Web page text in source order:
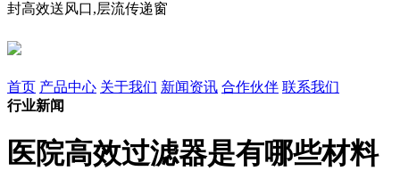
封高效送风口,层流传递窗
首页 产品中心 关于我们 新闻资讯 合作伙伴 联系我们
行业新闻
医院高效过滤器是有哪些材料